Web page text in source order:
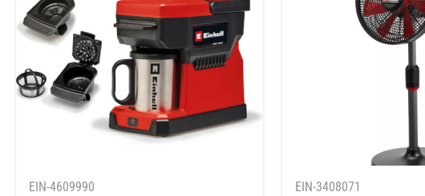
EIN-4609990 EIN-3408071